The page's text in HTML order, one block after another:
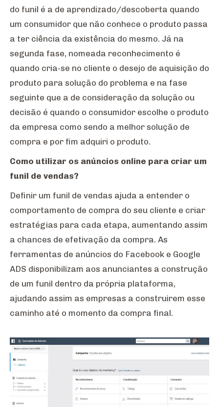
do funil é a de aprendizado/descoberta quando
um consumidor que não conhece o produto passa
a ter ciência da existência do mesmo. Já na
segunda fase, nomeada reconhecimento é
quando cria-se no cliente o desejo de aquisição do
produto para solução do problema e na fase
seguinte que a de consideração da solução ou
decisão é quando o consumidor escolhe o produto
da empresa como sendo a melhor solução de
compra e por fim adquiri o produto.
Como utilizar os anúncios online para criar um
funil de vendas?
Definir um funil de vendas ajuda a entender o
comportamento de compra do seu cliente e criar
estratégias para cada etapa, aumentando assim
a chances de efetivação da compra. As
ferramentas de anúncios do Facebook e Google
ADS disponibilizam aos anunciantes a construção
de um funil dentro da própria plataforma,
ajudando assim as empresas a construirem esse
caminho até o momento da compra final.